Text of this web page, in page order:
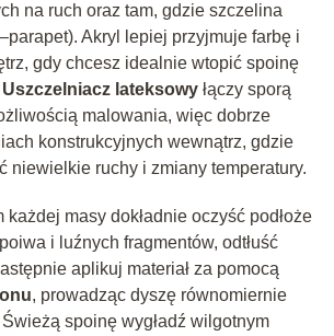
na ruch oraz tam, gdzie szczelina
Akryl lepiej przyjmuje farbę i
gdy chcesz idealnie wtopić spoinę
Uszczelniacz lateksowyłączy sporą
malowania, więc dobrze
konstrukcyjnych wewnątrz, gdzie
niewielkie ruchy i zmiany temperatury.
każdej masy dokładnie oczyść podłoże
i luźnych fragmentów, odtłuść
aplikuj materiał za pomocą
, prowadząc dyszę równomiernie
spoinę wygładź wilgotnym